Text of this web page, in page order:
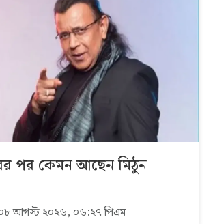
পর কেমন আছেন মিঠুন
আগস্ট ২০২৬, ০৬:২৭ পিএম